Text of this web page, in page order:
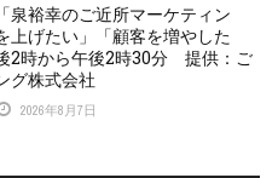
裕幸のご近所マーケティン
上げたい」「顧客を増やした
2時から午後2時30分 提供：ご
グ株式会社
2026年8月7日